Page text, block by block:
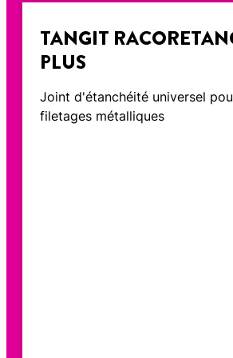
TANGIT
PLUS
Joint d'étanchéité universel
filetages métalliques